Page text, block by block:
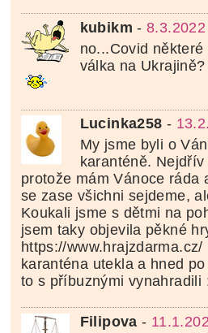
kubikm -
no...Covid
válka na Ukrajině?
Lucinka258 -
My jsme byli o
karanténě.
protože mám Vánoce ráda
se zase všichni sejdeme,
Koukali jsme s dětmi na
jsem taky objevila pěkné
https://
karanténa utekla a hned
to s příbuznými vynahradili
Filipova -